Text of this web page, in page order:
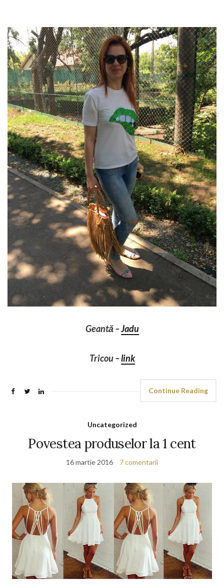
Geantă –Jadu
Tricou –link
Continue Reading
Uncategorized
Povestea produselor la 1 cent
16 martie 2016 7 comentarii